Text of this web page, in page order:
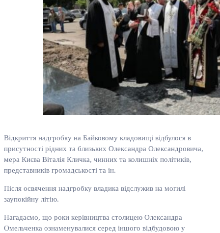
Відкриття надгробку на Байковому кладовищі відбулося в
присутності рідних та близьких Олександра Олександровича,
мера Києва Віталія Кличка, чинних та колишніх політиків,
представників громадськості та ін.
Після освячення надгробку владика відслужив на могилі
заупокійну літію.
Нагадаємо, що роки керівництва столицею Олександра
Омельченка ознаменувалися серед іншого відбудовою у